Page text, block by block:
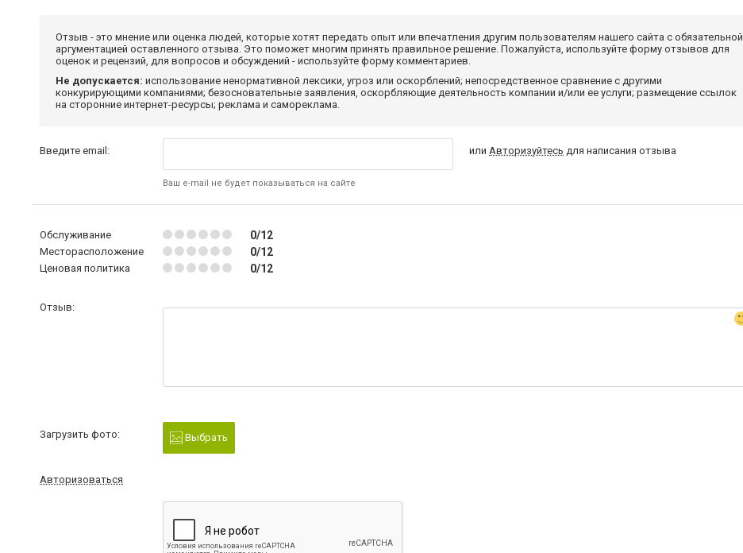
Отзыв - это мнение или оценка людей, которые хотят передать опыт или впечатления другим пользователям нашего сайта с обязательной
аргументацией оставленного отзыва. Это поможет многим принять правильное решение. Пожалуйста, используйте форму отзывов для
оценок и рецензий, для вопросов и обсуждений - используйте форму комментариев.
Не допускается: использование ненормативной лексики, угроз или оскорблений; непосредственное сравнение с другими
конкурирующими компаниями; безосновательные заявления, оскорбляющие деятельность компании и/или ее услуги; размещение ссылок
на сторонние интернет-ресурсы; реклама и самореклама.
Введите email:
Ваш e-mail не будет показываться на сайте
или Авторизуйтесь для написания отзыва
Обслуживание 0/12
Месторасположение 0/12
Ценовая политика 0/12
Отзыв:
Загрузить фото: Выбрать
Авторизоваться